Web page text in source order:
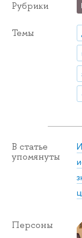
Рубрики
Темы
В статье
упомянуты
Персоны